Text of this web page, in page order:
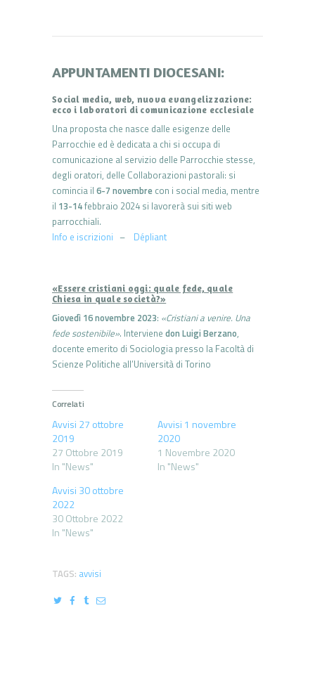
APPUNTAMENTI DIOCESANI:
Social media, web, nuova evangelizzazione:
ecco i laboratori di comunicazione ecclesiale
Una proposta che nasce dalle esigenze delle
Parrocchie ed è dedicata a chi si occupa di
comunicazione al servizio delle Parrocchie stesse,
degli oratori, delle Collaborazioni pastorali: si
comincia il 6-7 novembre con i social media, mentre
il 13-14febbraio 2024 si lavorerà sui siti web
parrocchiali.
Info e iscrizioni – Dépliant
«Essere cristiani oggi: quale fede, quale
Chiesa in quale società?»
Giovedì 16 novembre 2023: «Cristiani a venire. Una
fede sostenibile». Interviene don Luigi Berzano,
docente emerito di Sociologia presso la Facoltà di
Scienze Politiche all’Università di Torino
Correlati
Avvisi 27 ottobre
2019
27 Ottobre 2019
In "News"
Avvisi 1 novembre
2020
1 Novembre 2020
In "News"
Avvisi 30 ottobre
2022
30 Ottobre 2022
In "News"
TAGS: avvisi